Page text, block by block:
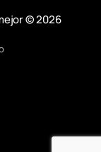
© 2026